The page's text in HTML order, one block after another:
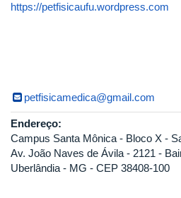
https://petfisicaufu.wordpress.com
petfisicamedica@gmail.com
Endereço:
Campus Santa Mônica - Bloco X -
Av. João Naves de Ávila - 2121 -
Uberlândia - MG - CEP 38408-100